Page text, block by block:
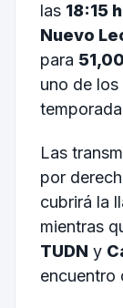
las 18:15
Nuevo
para
uno de
Las
por
cubrirá la
mientras
TUDN y
encuentro